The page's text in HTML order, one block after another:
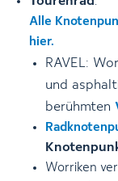
Alle
hier.
RAVEL:
und
berühmten
Worriken